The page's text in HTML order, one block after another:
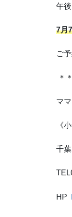
午
7月
ご
＊
マ
《
千
HP